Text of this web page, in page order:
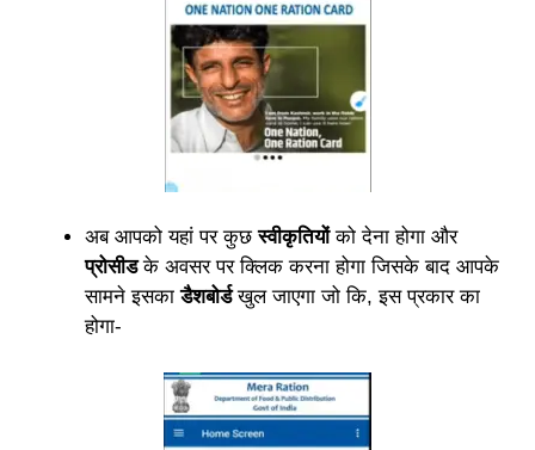
अब आपको यहां पर कुछस्वीकृतियोंको देना होगा और
प्रोसीडके अवसर पर क्लिक करना होगा जिसके बाद आपके
सामने इसकाडैशबोर्डखुल जाएगा जो कि, इस प्रकार का
होगा-